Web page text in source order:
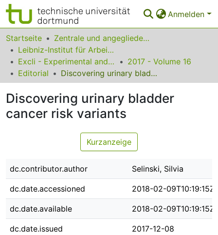
Anmelden
Bereiche & Sammlungen
Das gesamte Repositorium
Statistiken
FAQ
Leitlinien
Zurück zur Startseite
Startseite
Zentrale und angegliederte Institute
Leibniz-Institut für Arbeitsforschung an der TU Dortmund
Excli - Experimental and Clinical Sciences
2017 - Volume 16
Editorial
Discovering urinary bladder cancer risk variants
Discovering urinary bladder
cancer risk variants
Kurzanzeige
dc.contributor.author Selinski, Silvia
dc.date.accessioned 2018-02-09T10:19:15Z
dc.date.available 2018-02-09T10:19:15Z
dc.date.issued 2017-12-08